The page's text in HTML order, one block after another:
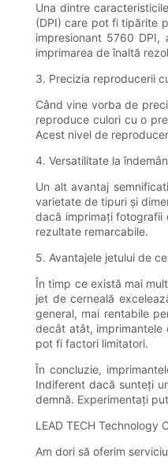
Una dintre
(DPI) care pot fi tipărite
impresionant 5760
imprimarea de înaltă
3. Precizia reproducerii
Când vine vorba de
reproduce culori cu o
Acest nivel de
4. Versatilitate la
Un alt avantaj
varietate de tipuri și
dacă imprimați fotografii
rezultate remarcabile.
5. Avantajele jetului de
În timp ce există mai
jet de cerneală
general, mai rentabile
decât atât, imprimantele
pot fi factori limitatori.
În concluzie,
Indiferent dacă sunteți
demnă. Experimentați
LEAD TECH
Am dori să oferim